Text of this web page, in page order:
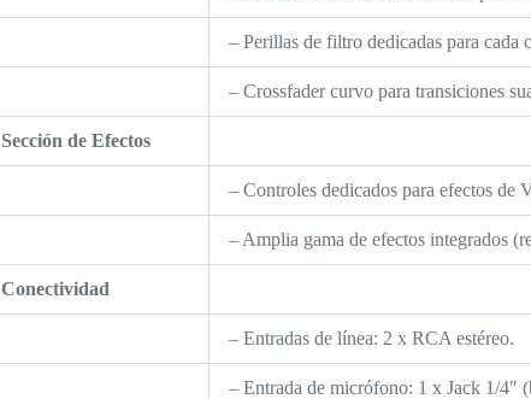
– Perillas de filtro dedicadas para cada
– Crossfader curvo para transiciones
Sección de Efectos
– Controles dedicados para efectos
– Amplia gama de efectos integrados
Conectividad
– Entradas de línea: 2 x RCA estéreo.
– Entrada de micrófono: 1 x Jack 1/4″